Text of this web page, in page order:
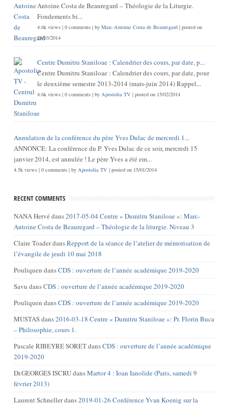
Antoine Costa de Beauregard – Théologie de la Liturgie.
Fondements bi...
4.6k views| 0 comments| by Marc-Antoine Costa de Beauregard| posted on
28/03/2014
Centre Dumitru Staniloae : Calendrier des cours, par date, p...
Centre Dumitru Staniloae : Calendrier des cours, par date, pour
le deuxième semestre 2013-2014 (mars-juin 2014) Rappel...
4.6k views| 0 comments| by Apostolia TV | posted on 15/02/2014
Annulation de la conférence du père Yves Dulac de mercredi 1...
ANNONCE: La conférence du P. Yves Dulac de ce soir, mercredi 15
janvier 2014, est annulée ! Le père Yves a été em...
4.5k views| 0 comments| by Apostolia TV | posted on 15/01/2014
RECENT COMMENTS
NANA Hervé dans2017-05-04 Centre « Dumitru Staniloae »: Marc-
Antoine Costa de Beauregard – Théologie de la liturgie. Niveau 3
Claire ToaderdansRepport de la séance de l’atelier de mémorisation de
l’évangile de jeudi 10 mai 2018
Pouliquen dansCDS : ouverture de l’année académique 2019-2020
Savu dansCDS : ouverture de l’année académique 2019-2020
Pouliquen dansCDS : ouverture de l’année académique 2019-2020
MUSTASdans2016-03-18 Centre « Dumitru Staniloae »: Pr. Florin Buca
– Philosophie, cours 1.
Pascale RIBEYRE SORETdansCDS : ouverture de l’année académique
2019-2020
Dr.GEORGES ISCRUdansMartor 4 : Ioan Ianolide (Paris, samedi 9
février 2013)
Laurent Schnellerdans2019-01-26 Conférence Yvan Koenig sur la